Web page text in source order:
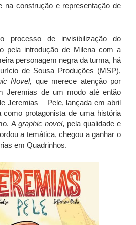
na construção e representação de
processo de invisibilização do
pela introdução de Milena com a
personagem negra da turma, há
de Sousa Produções (MSP),
Novel, que merece atenção por
Jeremias de um modo até então
Jeremias – Pele, lançada em abril
protagonista de uma história
A graphic novel, pela qualidade e
a temática, chegou a ganhar o
em Quadrinhos.